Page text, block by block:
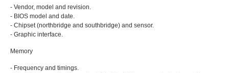
- Vendor, model and revision.
- BIOS model and date.
- Chipset (northbridge and southbridge) and sensor.
- Graphic interface.
Memory
- Frequency and timings.